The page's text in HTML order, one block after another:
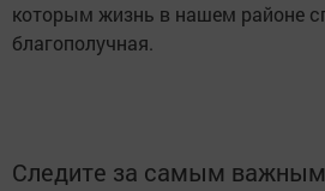
которым жизнь в нашем районе
благополучная.
Следите за самым